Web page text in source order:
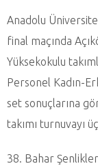
Anadolu
final maçında
Yüksekokulu
Personel Kadın-
set sonuçlarına
takımı turnuvayı
38. Bahar